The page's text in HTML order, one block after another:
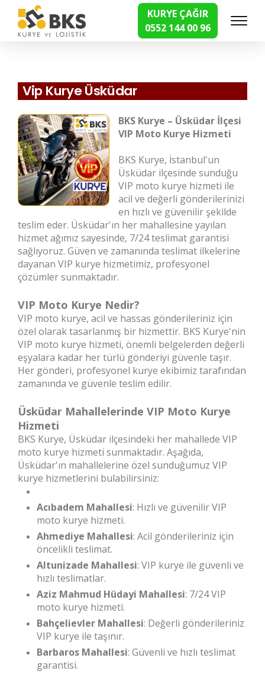
KURYE ÇAĞIR
0552 144 00 96
Hızlı Kurye Hizmetleri
Vip Kurye Üsküdar
BKS Kurye – Üsküdar İlçesi
VIP Moto Kurye Hizmeti
BKS Kurye, İstanbul'un
Üsküdar ilçesinde sunduğu
VIP moto kurye hizmeti ile
acil ve değerli gönderilerinizi
en hızlı ve güvenilir şekilde
teslim eder. Üsküdar'ın her mahallesine yayılan
hizmet ağımız sayesinde, 7/24 teslimat garantisi
sağlıyoruz. Güven ve zamanında teslimat ilkelerine
dayanan VIP kurye hizmetimiz, profesyonel
çözümler sunmaktadır.
VIP Moto Kurye Nedir?
VIP moto kurye, acil ve hassas gönderileriniz için
özel olarak tasarlanmış bir hizmettir. BKS Kurye'nin
VIP moto kurye hizmeti, önemli belgelerden değerli
eşyalara kadar her türlü gönderiyi güvenle taşır.
Her gönderi, profesyonel kurye ekibimiz tarafından
zamanında ve güvenle teslim edilir.
Üsküdar Mahallelerinde VIP Moto Kurye
Hizmeti
BKS Kurye, Üsküdar ilçesindeki her mahallede VIP
moto kurye hizmeti sunmaktadır. Aşağıda,
Üsküdar'ın mahallelerine özel sunduğumuz VIP
kurye hizmetlerini bulabilirsiniz:
Acıbadem Mahallesi: Hızlı ve güvenilir VIP
moto kurye hizmeti.
Ahmediye Mahallesi: Acil gönderileriniz için
öncelikli teslimat.
Altunizade Mahallesi: VIP kurye ile güvenli ve
hızlı teslimatlar.
Aziz Mahmud Hüdayi Mahallesi: 7/24 VIP
moto kurye hizmeti.
Bahçelievler Mahallesi: Değerli gönderileriniz
VIP kurye ile taşınır.
Barbaros Mahallesi: Güvenli ve hızlı teslimat
garantisi.